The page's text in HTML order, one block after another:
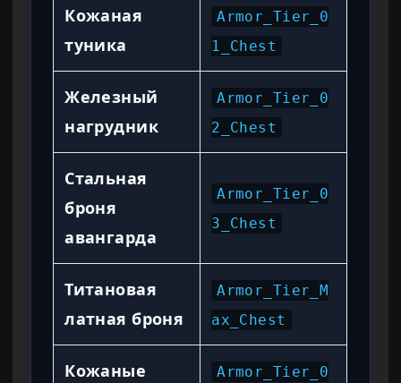
Кожаная
туника
Armor_Tier_0
1_Chest
Железный
нагрудник
Armor_Tier_0
2_Chest
Стальная
броня
авангарда
Armor_Tier_0
3_Chest
Титановая
латная броня
Armor_Tier_M
ax_Chest
Кожаные
Armor_Tier_0